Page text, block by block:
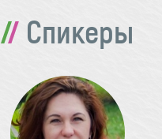
Спикеры